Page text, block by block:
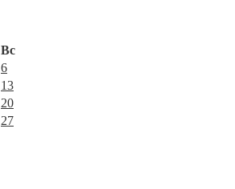
Вс
6
13
20
27